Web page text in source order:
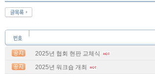
2025년 협회 현판 교체식
2025년 워크숍 개최